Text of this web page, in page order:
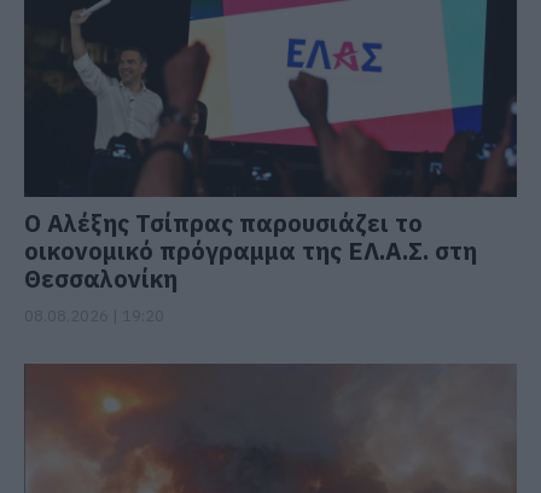
Ο Αλέξης Τσίπρας παρουσιάζει το
οικονομικό πρόγραμμα της ΕΛ.Α.Σ. στη
Θεσσαλονίκη